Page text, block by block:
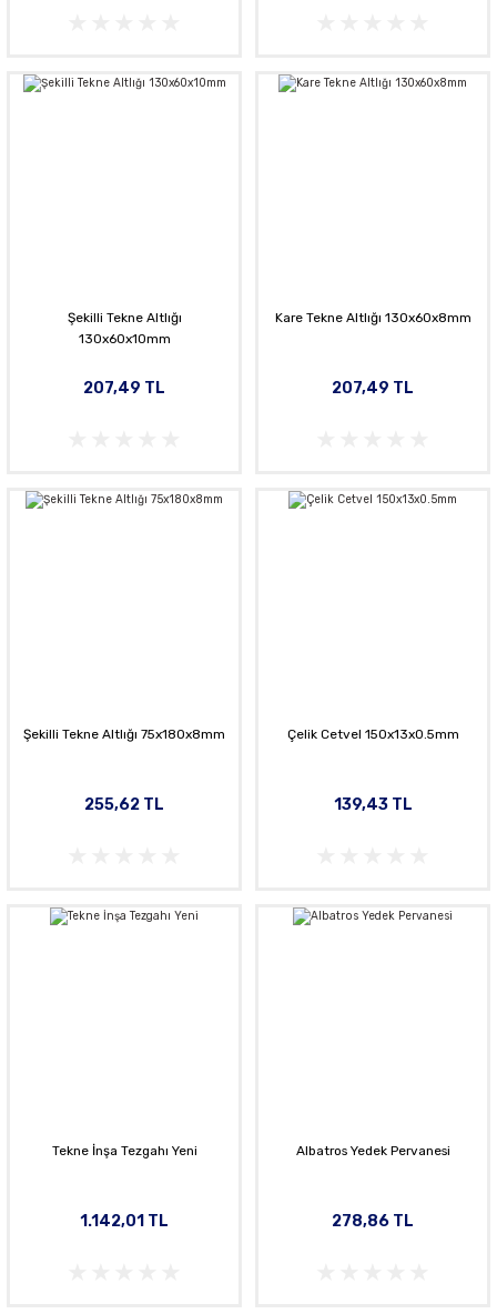
Şekilli Tekne Altlığı
130x60x10mm
207,49 TL
Kare Tekne Altlığı 130x60x8mm
207,49 TL
Şekilli Tekne Altlığı 75x180x8mm
255,62 TL
Çelik Cetvel 150x13x0.5mm
139,43 TL
Tekne İnşa Tezgahı Yeni
1.142,01 TL
Albatros Yedek Pervanesi
278,86 TL